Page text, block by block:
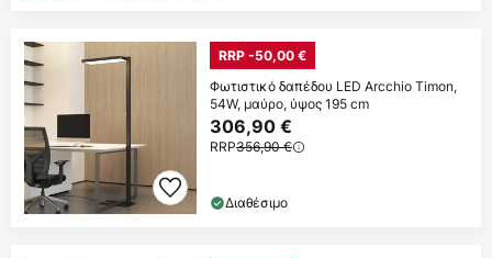
RRP -50,00 €
Φωτιστικό δαπέδου LED Arcchio Timon,
54W, μαύρο, ύψος 195 cm
306,90 €
RRP356,90 €
Διαθέσιμο